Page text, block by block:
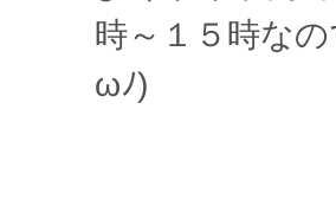
時～１５時な
ωﾉ)